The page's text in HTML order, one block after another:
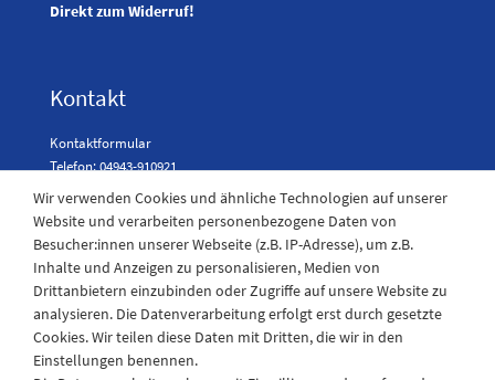
Direkt zum Widerruf!
Kontakt
Kontaktformular
Telefon: 04943-910921
Laden Öffnungszeiten
Montag - Freitag
08:30 - 12:30 und 13.00 - 17.30 Uhr
Samstags
08:30 bis 12:30 Uhr
Wir verwenden Cookies und ähnliche Technologien auf unserer
Website und verarbeiten personenbezogene Daten von
Besucher:innen unserer Webseite (z.B. IP-Adresse), um z.B.
Inhalte und Anzeigen zu personalisieren, Medien von
Drittanbietern einzubinden oder Zugriffe auf unsere Website zu
analysieren. Die Datenverarbeitung erfolgt erst durch gesetzte
Cookies. Wir teilen diese Daten mit Dritten, die wir in den
Einstellungen benennen.